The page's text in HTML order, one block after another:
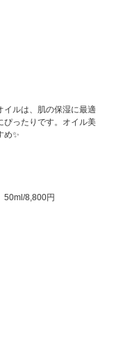
イルは、肌の保湿に最適
ぴったりです。オイル美
め✨
50ml/8,800円